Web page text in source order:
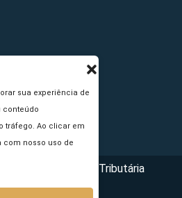
sua experiência de
conteúdo
tráfego. Ao clicar em
com nosso uso de
Portal da Reforma Tributária